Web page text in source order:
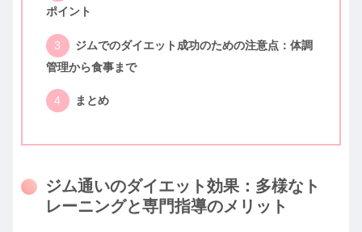
ポイント
ジムでのダイエット成功のための注意点：体調
管理から食事まで
まとめ
ジム通いのダイエット効果：多様なト
レーニングと専門指導のメリット